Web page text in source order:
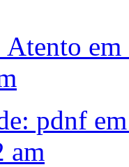
Atento
pdnf
am